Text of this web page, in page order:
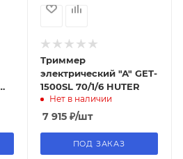
Триммер
электрический "А" GET-
1500SL 70/1/6 HUTER
Нет в наличии
7 915₽/шт
ПОД ЗАКАЗ